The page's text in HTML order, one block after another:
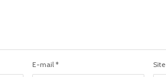
E-mail * Site